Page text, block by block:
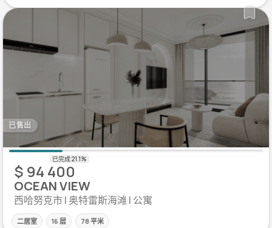
已售出
$ 94 400
OCEAN VIEW
西哈努克市 | 奥特雷斯海滩 | 公寓
二居室 16 层 78 平米